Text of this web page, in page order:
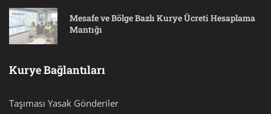
Mesafe ve Bölge Bazlı Kurye Ücreti Hesaplama
Mantığı
Kurye Bağlantıları
Taşıması Yasak Gönderiler